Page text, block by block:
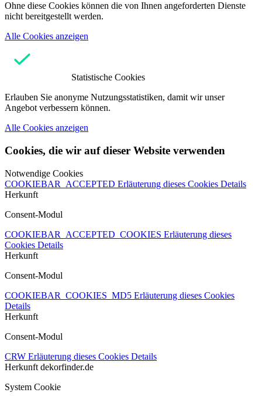
Ohne diese Cookies können die von Ihnen angeforderten Dienste
nicht bereitgestellt werden.
Alle Cookies anzeigen
Statistische Cookies
Erlauben Sie anonyme Nutzungsstatistiken, damit wir unser
Angebot verbessern können.
Alle Cookies anzeigen
Cookies, die wir auf dieser Website verwenden
Notwendige Cookies
COOKIEBAR_ACCEPTED Erläuterung dieses Cookies Details
Herkunft
Consent-Modul
COOKIEBAR_ACCEPTED_COOKIES Erläuterung dieses
Cookies Details
Herkunft
Consent-Modul
COOKIEBAR_COOKIES_MD5 Erläuterung dieses Cookies
Details
Herkunft
Consent-Modul
CRW Erläuterung dieses Cookies Details
Herkunft dekorfinder.de
System Cookie